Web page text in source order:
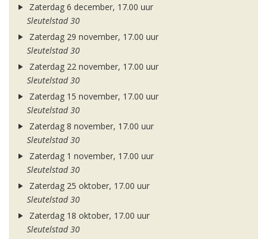
Zaterdag 6 december, 17.00 uur
Sleutelstad 30
Zaterdag 29 november, 17.00 uur
Sleutelstad 30
Zaterdag 22 november, 17.00 uur
Sleutelstad 30
Zaterdag 15 november, 17.00 uur
Sleutelstad 30
Zaterdag 8 november, 17.00 uur
Sleutelstad 30
Zaterdag 1 november, 17.00 uur
Sleutelstad 30
Zaterdag 25 oktober, 17.00 uur
Sleutelstad 30
Zaterdag 18 oktober, 17.00 uur
Sleutelstad 30